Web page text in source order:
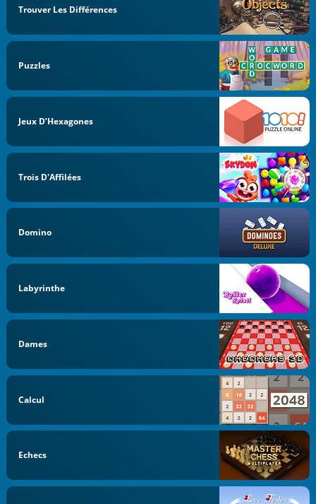
Trouver Les Différences
Puzzles
Jeux D’Hexagones
Trois D'Affilées
Domino
Labyrinthe
Dames
Calcul
Echecs